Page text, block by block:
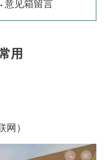
意见箱留言
用
网）